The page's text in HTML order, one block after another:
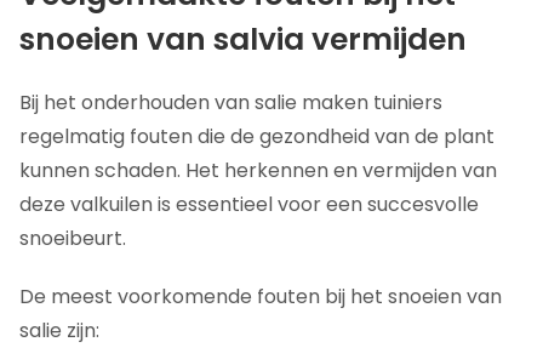
snoeien van salvia vermijden
Bij het onderhouden van salie maken tuiniers
regelmatig fouten die de gezondheid van de plant
kunnen schaden. Het herkennen en vermijden van
deze valkuilen is essentieel voor een succesvolle
snoeibeurt.
De meest voorkomende fouten bij het snoeien van
salie zijn: